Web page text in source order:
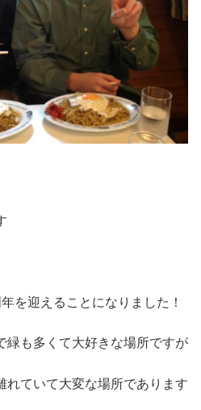
を迎えることになりました！
緑も多くて大好きな場所ですが
れていて大変な場所であります